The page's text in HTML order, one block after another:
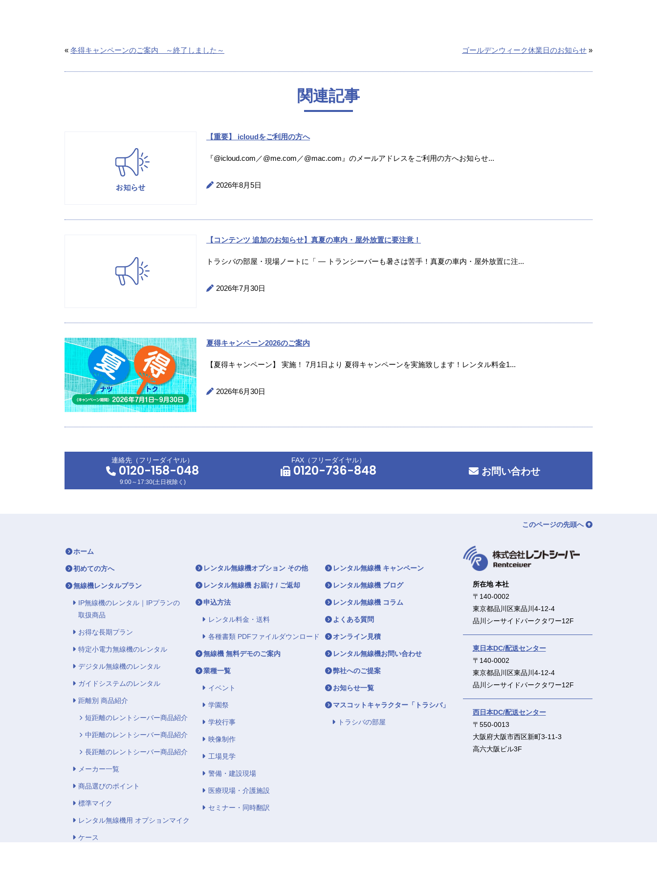
« 冬得キャンペーンのご案内 ～終了しました～ ゴールデンウィーク休業日のお知らせ »
関連記事
【重要】 icloudをご利用の方へ
『@icloud.com／@me.com／@mac.com』のメールアドレスをご利用の方へお知らせ...
2026年8月5日
【コンテンツ 追加のお知らせ】真夏の車内・屋外放置に要注意！
トラシバの部屋・現場ノートに「 ― トランシーバーも暑さは苦手！真夏の車内・屋外放置に注...
2026年7月30日
夏得キャンペーン2026のご案内
【夏得キャンペーン】 実施！ 7月1日より 夏得キャンペーンを実施致します！レンタル料金1...
2026年6月30日
連絡先（フリーダイヤル）
0120-158-048
9:00～17:30(土日祝除く)
FAX（フリーダイヤル）
0120-736-848 お問い合わせ
このページの先頭へ
ホーム
初めての方へ
無線機レンタルプラン
IP無線機のレンタル｜IPプランの
取扱商品
お得な長期プラン
特定小電力無線機のレンタル
デジタル無線機のレンタル
ガイドシステムのレンタル
距離別 商品紹介
短距離のレントシーバー商品紹介
中距離のレントシーバー商品紹介
長距離のレントシーバー商品紹介
メーカー一覧
商品選びのポイント
標準マイク
レンタル無線機用 オプションマイク
ケース
レンタル無線機オプション その他
レンタル無線機 お届け / ご返却
申込方法
レンタル料金・送料
各種書類 PDFファイルダウンロード
無線機 無料デモのご案内
業種一覧
イベント
学園祭
学校行事
映像制作
工場見学
警備・建設現場
医療現場・介護施設
セミナー・同時翻訳
レンタル無線機 キャンペーン
レンタル無線機 ブログ
レンタル無線機 コラム
よくある質問
オンライン見積
レンタル無線機お問い合わせ
弊社へのご提案
お知らせ一覧
マスコットキャラクター「トラシバ」
トラシバの部屋
所在地 本社
〒140-0002
東京都品川区東品川4-12-4
品川シーサイドパークタワー12F
東日本DC/配送センター
〒140-0002
東京都品川区東品川4-12-4
品川シーサイドパークタワー12F
西日本DC/配送センター
〒550-0013
大阪府大阪市西区新町3-11-3
高六大阪ビル3F